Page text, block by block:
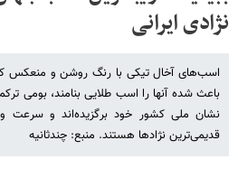
نژادی ایرانی
اسب‌های آخال تیکی با رنگ روشن و منعکس
باعث شده آنها را اسب طلایی بنامند، بومی
نشان ملی کشور خود برگزیده‌اند و سرعت و
قدیمی‌ترین نژادها هستند. منبع: چندثانیه